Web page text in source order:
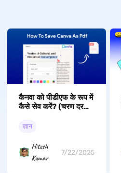
कैनवा को पीडीएफ के रूप में
कैसे सेव करें? (चरण दर
ज्ञान
Hitesh
Kumar
7/22/2025